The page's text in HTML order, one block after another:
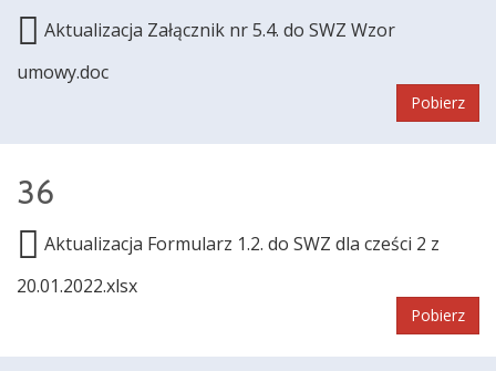
Aktualizacja Załącznik nr 5.4. do SWZ Wzor
umowy.doc
Pobierz
36
Aktualizacja Formularz 1.2. do SWZ dla cześci 2 z
20.01.2022.xlsx
Pobierz